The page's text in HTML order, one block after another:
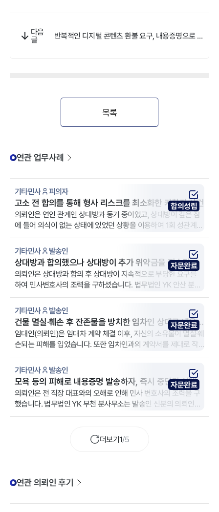
다음
글
반복적인 디지털 콘텐츠 환불 요구, 내용증명으로 분
목록
연관 업무사례
기타민사 피의자
고소 전 합의를 통해 형사 리스크를 최소화한 카촬죄 사건
의뢰인은 연인 관계인 상대방과 동거 중이었고, 상대방이 깊은 잠
에 들어 의식이 없는 상태에 있었던 상황을 이용하여 1회 성관계를
하며 해당 장면을 촬영해 보관하던 중 발각되었습니다. 이후 상대
방 부모가 개입하면서 형사 고소 가능성이 거론되었고, 고소를 하
지 않는 조건으로 거액의 합의금을 요구받는 상황이 되었습니다.
해당 사안은 범죄 성립 시 처벌 수위가 매우 무거운 유형일 뿐 아니
라, 반의사불벌죄가 아니어서 합의가 이루어지더라도 추후 고소가
제기될 수 있는 구조라는 점에서 합의 과정 자체에 고도의 법적 검
토가 필요한 사건이었습니다. 이에 의뢰인은 합의 자문 및 향후 형
사 리스크 관리를 위해 법무법인 YK 강남 주사무소를 찾아 조력을
요청하였습니다.
합의성립
기타민사 발송인
상대방과 합의했으나 상대방이 추가 위약금을 지속적으
로 요구하여 내용증명을 발송한 민사 사례
의뢰인은 상대방과 합의 후 상대방이 지속적으로 부당한 요구를
하여 민사변호사의 조력을 구하셨습니다. 법무법인 YK 안산 분사
무소는 발송인(내용증명) 신분의 의뢰인을 대리했습니다.
자문완료
기타민사 발송인
건물 멸실·훼손 후 잔존물을 방치한 임차인 상대로 내용증
명 발송한 사례
임대인(의뢰인)은 임대차 계약 체결 이후, 자신의 소유물이 멸실·훼
손되는 피해를 입었습니다. 또한 임차인과의 계약서를 제대로 작
성하지 못한 상황까지 겹치며 권리관계가 불명확해진 상황이었습
니다. 이에 자신의 권리 보호를 위한 법적 조치를 모색하고자 법무
법인 YK 진주 분사무소를 방문했습니다.
자문완료
기타민사 발송인
모욕 등의 피해로 내용증명 발송하자, 즉시 중단된 사례
의뢰인은 전 직장 대표와의 오해로 인해 민사 변호사의 조력을 구
했습니다. 법무법인 YK 부천 분사무소는 발송인 신분의 의뢰인을
대리했습니다.
자문완료
더보기1/5
연관 의뢰인 후기